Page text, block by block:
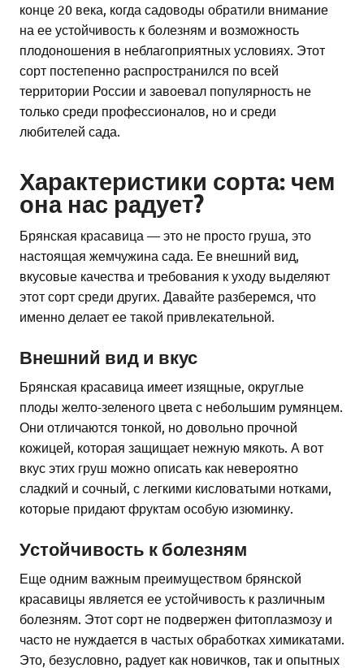
конце 20 века, когда садоводы обратили внимание
на ее устойчивость к болезням и возможность
плодоношения в неблагоприятных условиях. Этот
сорт постепенно распространился по всей
территории России и завоевал популярность не
только среди профессионалов, но и среди
любителей сада.
Характеристики сорта: чем
она нас радует?
Брянская красавица — это не просто груша, это
настоящая жемчужина сада. Ее внешний вид,
вкусовые качества и требования к уходу выделяют
этот сорт среди других. Давайте разберемся, что
именно делает ее такой привлекательной.
Внешний вид и вкус
Брянская красавица имеет изящные, округлые
плоды желто-зеленого цвета с небольшим румянцем.
Они отличаются тонкой, но довольно прочной
кожицей, которая защищает нежную мякоть. А вот
вкус этих груш можно описать как невероятно
сладкий и сочный, с легкими кисловатыми нотками,
которые придают фруктам особую изюминку.
Устойчивость к болезням
Еще одним важным преимуществом брянской
красавицы является ее устойчивость к различным
болезням. Этот сорт не подвержен фитоплазмозу и
часто не нуждается в частых обработках химикатами.
Это, безусловно, радует как новичков, так и опытных